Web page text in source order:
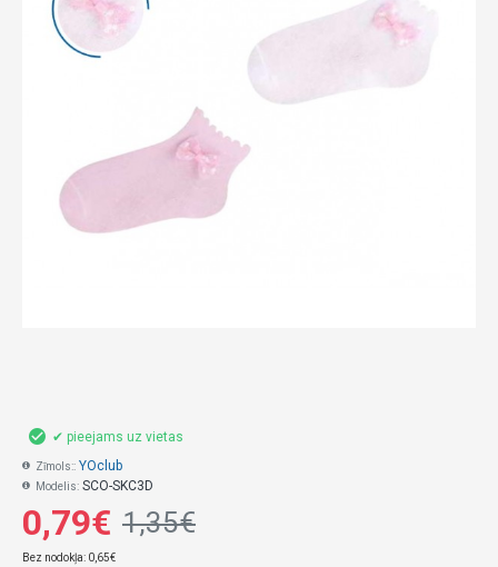
0,79€ 1,35€
Bez nodokļa: 0,65€
✔ pieejams uz vietas
Zīmols:: YOclub
Modelis: SCO-SKC3D